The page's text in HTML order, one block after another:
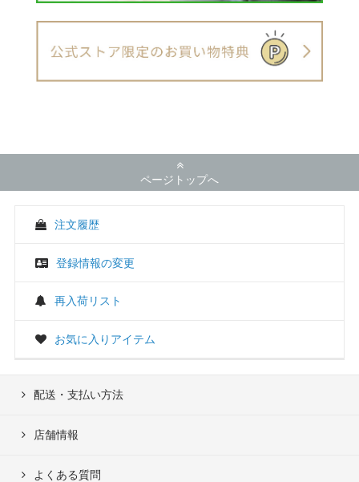
ページトップへ
注文履歴
登録情報の変更
再入荷リスト
お気に入りアイテム
配送・支払い方法
店舗情報
よくある質問